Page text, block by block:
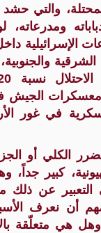
والتي حشد
الإسرائيلية
معسكرات الجيش
في غور
الكلي أو
كبير
التعبير عن
أن نعرف
هي متعلّقة